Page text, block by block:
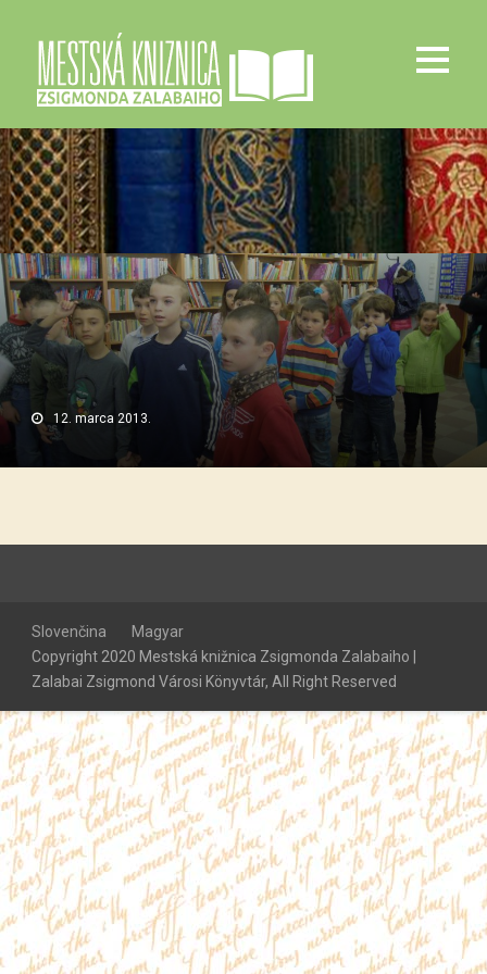
12. marca 2013.
Slovenčina
Magyar
Copyright 2020 Mestská knižnica Zsigmonda Zalabaiho |
Zalabai Zsigmond Városi Könyvtár, All Right Reserved